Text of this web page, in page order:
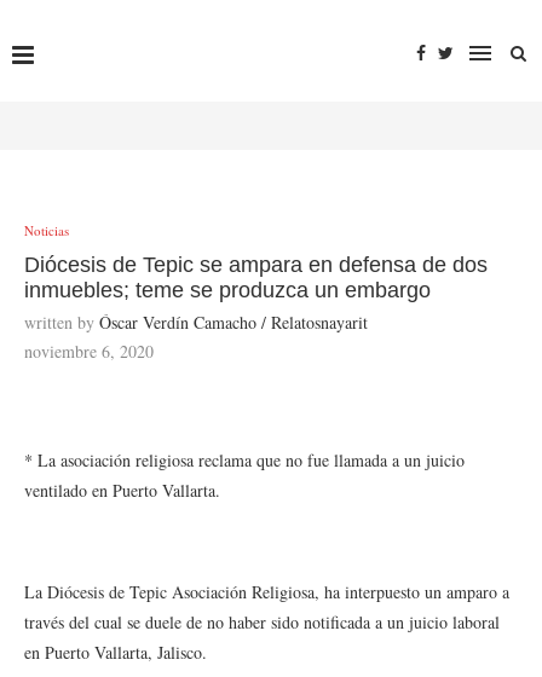
Noticias
Diócesis de Tepic se ampara en defensa de dos
inmuebles; teme se produzca un embargo
written by Óscar Verdín Camacho / Relatosnayarit
noviembre 6, 2020
* La asociación religiosa reclama que no fue llamada a un juicio
ventilado en Puerto Vallarta.
La Diócesis de Tepic Asociación Religiosa, ha interpuesto un amparo a
través del cual se duele de no haber sido notificada a un juicio laboral
en Puerto Vallarta, Jalisco.